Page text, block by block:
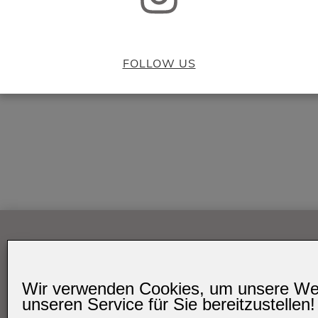
Wir verwenden Cookies, um unsere
unseren Service für Sie bereitzustellen!
Kunden
Bitte
FOLLOW US